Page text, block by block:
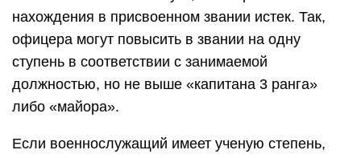
нахождения в присвоенном звании истек. Так,
офицера могут повысить в звании на одну
ступень в соответствии с занимаемой
должностью, но не выше «капитана 3 ранга»
либо «майора».
Если военнослужащий имеет ученую степень,